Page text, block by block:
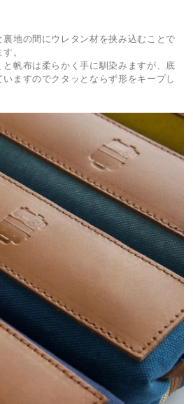
地の間にウレタン材を挟み込むことで
。
と帆布は柔らかく手に馴染みますが、底
ますのでクタッとならず形をキープし